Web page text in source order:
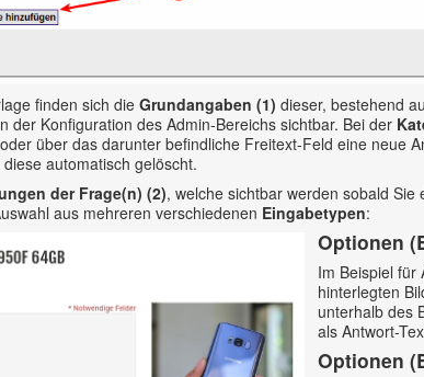
finden sich dieGrundangaben (1) dieser, bestehend
der Konfiguration des Admin-Bereichs sichtbar. Bei der
über das darunter befindliche Freitext-Feld eine neue
automatisch gelöscht.
der Frage(n) (2), welche sichtbar werden sobald Sie
aus mehreren verschiedenen Eingabetypen:
Optionen
Im Beispiel für
hinterlegten
unterhalb des
als Antwort-
Optionen